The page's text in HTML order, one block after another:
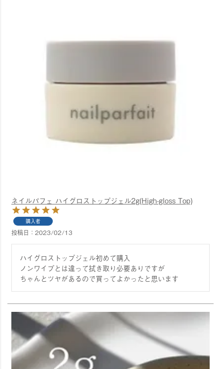
ネイルパフェ ハイグロストップジェル2g(High-gloss Top)
購入者
投稿日 2023/02/13
ハイグロストップジェル初めて購入
ノンワイプとは違って拭き取り必要ありですが
ちゃんとツヤがあるので買ってよかったと思います